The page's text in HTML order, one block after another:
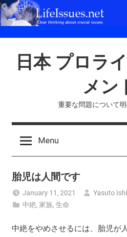
Skip
to
日本 プロラ
メン
重要な問題について
Menu
胎児は人間です
January 11, 2021
Yasuto
中絶,家族,生命
中絶をやめさせるには、胎児が